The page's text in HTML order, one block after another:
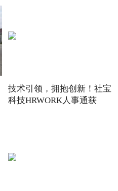
技术引领，拥抱创新！社宝
科技HRWORK人事通获